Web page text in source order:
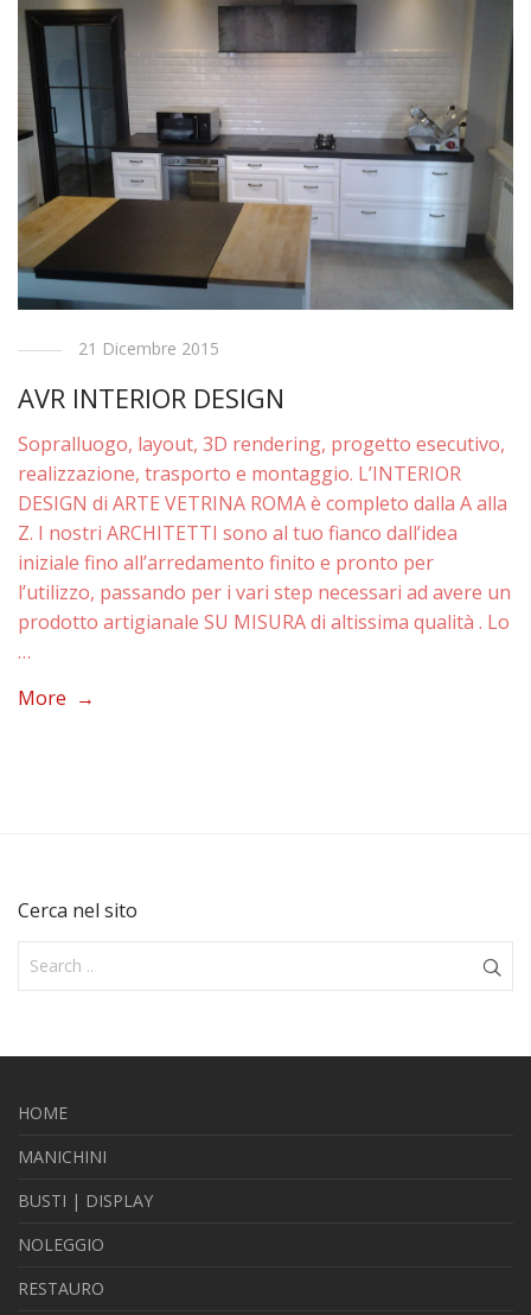
21 Dicembre 2015
AVR INTERIOR DESIGN
Sopralluogo, layout, 3D rendering, progetto esecutivo,
realizzazione, trasporto e montaggio. L’INTERIOR
DESIGN di ARTE VETRINA ROMA è completo dalla A alla
Z. I nostri ARCHITETTI sono al tuo fianco dall’idea
iniziale fino all’arredamento finito e pronto per
l’utilizzo, passando per i vari step necessari ad avere un
prodotto artigianale SU MISURA di altissima qualità . Lo
…
More →
Cerca nel sito
HOME
MANICHINI
BUSTI | DISPLAY
NOLEGGIO
RESTAURO